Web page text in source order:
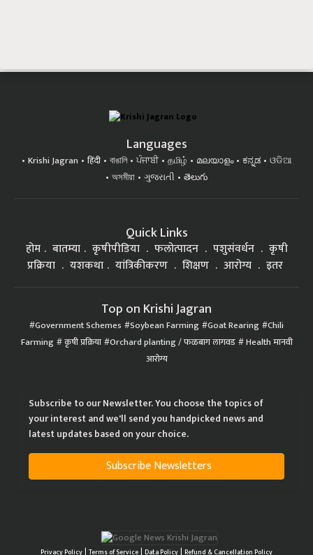
Languages
Krishi Jagran हिंदी বাঙালি ਪੰਜਾਬੀ தமிழ் മലയാളം ಕನ್ನಡ
ଓଡିଆ
অসমীয়া
ગુજરાતી తెలుగు
Quick Links
होम बातम्या कृषीपीडिया फलोत्पादन पशुसंवर्धन
कृषी
प्रक्रिया
यशकथा यांत्रिकीकरण शिक्षण आरोग्य इतर
Top on Krishi Jagran
Government Schemes Soybean Farming Goat Rearing Chili
Farming कृषी प्रक्रिया Orchard planting / फळबाग लागवड Health मानवी
आरोग्य
Subscribe to our Newsletter. You choose the topics of
your interest and we'll send you handpicked news and
latest updates based on your choice.
Subscribe Newsletters
Privacy Policy| Terms of Service| Data Policy| Refund & Cancellation Policy